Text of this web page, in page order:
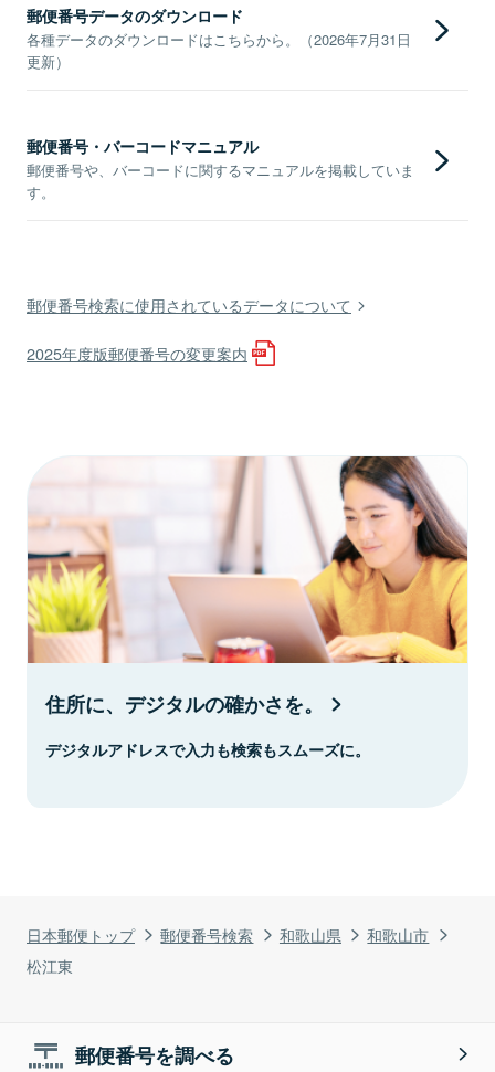
日本郵便トップ 郵便番号検索 和歌山県
和歌山市
松江東
郵便番号データのダウンロード
各種データのダウンロードはこちらから。（2026年7月31日
更新）
郵便番号・バーコードマニュアル
郵便番号や、バーコードに関するマニュアルを掲載していま
す。
郵便番号検索に使用されているデータについて
2025年度版郵便番号の変更案内
住所に、デジタルの確かさを。
デジタルアドレスで入力も検索もスムーズに。
郵便番号を調べる